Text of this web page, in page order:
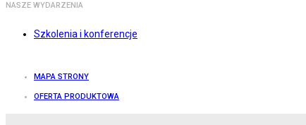
NASZE WYDARZENIA
Szkolenia i konferencje
MAPA STRONY
OFERTA PRODUKTOWA